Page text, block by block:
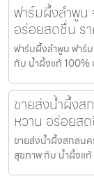
ฟาร์มผึ้งลำพูน
อร่อยสดชื่น ร
ฟาร์มผึ้งลำพูน ฟาร์
กับ น้ำผึ้งแท้ 100%
ขายส่งน้ำผึ้งส
หวาน อร่อยส
ขายส่งน้ำผึ้งสกลนค
สุขภาพ กับ น้ำผึ้งแท้